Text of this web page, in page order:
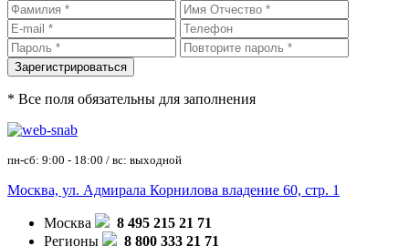
* Все поля обязательны для заполнения
пн-сб: 9:00 - 18:00 / вс: выходной
Москва, ул. Адмирала Корнилова владение 60, стр. 1
Москва
8 495 215 21 71
Регионы
8 800 333 21 71